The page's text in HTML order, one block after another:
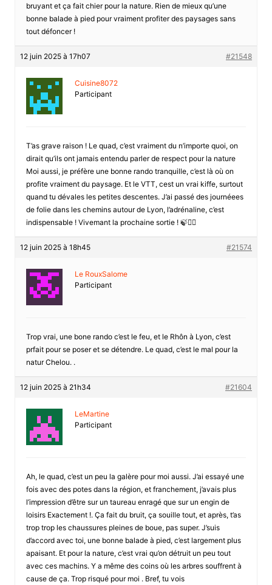
bruyant et ça fait chier pour la nature. Rien de mieux qu’une
bonne balade à pied pour vraiment profiter des paysages sans
tout défoncer !
12 juin 2025 à 17h07 #21548
Cuisine8072
Participant
T’as grave raison ! Le quad, c’est vraiment du n’importe quoi, on
dirait qu’ils ont jamais entendu parler de respect pour la nature
Moi aussi, je préfère une bonne rando tranquille, c’est là où on
profite vraiment du paysage. Et le VTT, cest un vrai kiffe, surtout
quand tu dévales les petites descentes. J’ai passé des journéees
de folie dans les chemins autour de Lyon, l’adrénaline, c’est
indispensable ! Vivemant la prochaine sortie ! 🍃🚴‍♂️
12 juin 2025 à 18h45 #21574
Le RouxSalome
Participant
Trop vrai, une bone rando c’est le feu, et le Rhôn à Lyon, c’est
prfait pour se poser et se détendre. Le quad, c’est le mal pour la
natur Chelou. .
12 juin 2025 à 21h34 #21604
LeMartine
Participant
Ah, le quad, c’est un peu la galère pour moi aussi. J’ai essayé une
fois avec des potes dans la région, et franchement, j’avais plus
l’impression d’être sur un taureau enragé que sur un engin de
loisirs Exactement !. Ça fait du bruit, ça souille tout, et après, t’as
trop trop les chaussures pleines de boue, pas super. J’suis
d’accord avec toi, une bonne balade à pied, c’est largement plus
apaisant. Et pour la nature, c’est vrai qu’on détruit un peu tout
avec ces machins. Y a même des coins où les arbres souffrent à
cause de ça. Trop risqué pour moi . Bref, tu vois